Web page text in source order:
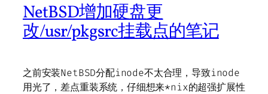
NetBSD增加硬盘更
改/usr/pkgsrc挂载点的笔记
之前安装NetBSD分配inode不太合理，导致inode
用光了，差点重装系统，仔细想来*nix的超强扩展性